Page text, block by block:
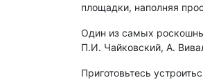
площадки, наполняя
Один из самых
П.И. Чайковский, А.
Приготовьтесь